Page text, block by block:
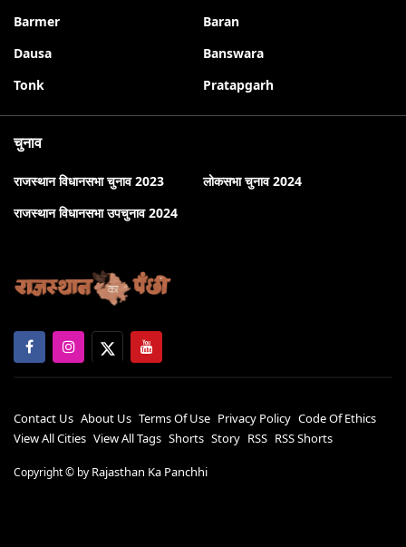
Barmer
Baran
Dausa
Banswara
Tonk
Pratapgarh
चुनाव
राजस्थान विधानसभा चुनाव 2023
लोकसभा चुनाव 2024
राजस्थान विधानसभा उपचुनाव 2024
Contact Us About Us Terms Of Use Privacy Policy Code Of Ethics
View All Cities View All Tags Shorts Story RSS RSS Shorts
Copyright © by Rajasthan Ka Panchhi